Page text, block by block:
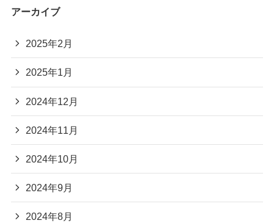
アーカイブ
2025年2月
2025年1月
2024年12月
2024年11月
2024年10月
2024年9月
2024年8月